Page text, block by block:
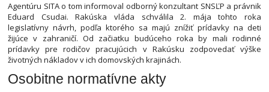
Agentúru SITA o tom informoval odborný konzultant SNSĽP a právnik
Eduard Csudai. Rakúska vláda schválila 2. mája tohto roka
legislatívny návrh, podľa ktorého sa majú znížiť prídavky na deti
žijúce v zahraničí. Od začiatku budúceho roka by mali rodinné
prídavky pre rodičov pracujúcich v Rakúsku zodpovedať výške
životných nákladov v ich domovských krajinách.
Osobitne normatívne akty